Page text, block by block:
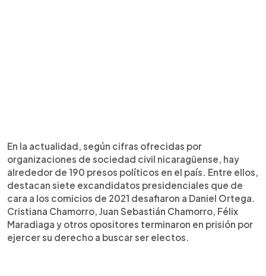
En la actualidad, según cifras ofrecidas por
organizaciones de sociedad civil nicaragüense, hay
alrededor de 190 presos políticos en el país. Entre ellos,
destacan siete excandidatos presidenciales que de
cara a los comicios de 2021 desafiaron a Daniel Ortega.
Cristiana Chamorro, Juan Sebastián Chamorro, Félix
Maradiaga y otros opositores terminaron en prisión por
ejercer su derecho a buscar ser electos.